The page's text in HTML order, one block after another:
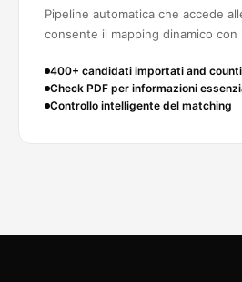
Pipeline automatica che accede
consente il mapping dinamico con
400+ candidati importati and
Check PDF per informazioni
Controllo intelligente del matching